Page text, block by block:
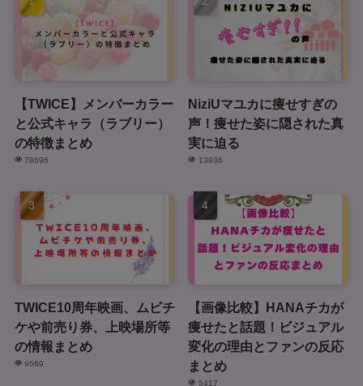
【TWICE】メンバーカラー
と公式キャラ（ラブリー）
の特徴まとめ
78696
NiziUマユカに痩せすぎの
声！痩せた姿に隠された真
実に迫る
13936
TWICE10周年映画、ムビチ
ケや前売り券、上映場所等
の情報まとめ
9569
【画像比較】HANAチカが
痩せたと話題！ビジュアル
変化の理由とファンの反応
まとめ
5417